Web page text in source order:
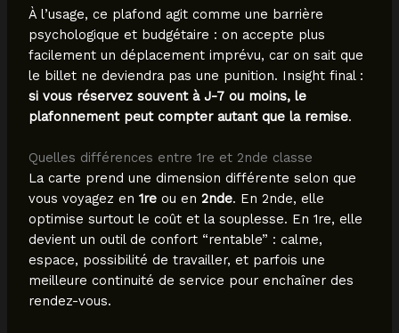
À l’usage, ce plafond agit comme une barrière
psychologique et budgétaire : on accepte plus
facilement un déplacement imprévu, car on sait que
le billet ne deviendra pas une punition. Insight final :
si vous réservez souvent à J-7 ou moins, le
plafonnement peut compter autant que la remise.
Quelles différences entre 1re et 2nde classe
La carte prend une dimension différente selon que
vous voyagez en 1reou en 2nde. En 2nde, elle
optimise surtout le coût et la souplesse. En 1re, elle
devient un outil de confort “rentable” : calme,
espace, possibilité de travailler, et parfois une
meilleure continuité de service pour enchaîner des
rendez-vous.